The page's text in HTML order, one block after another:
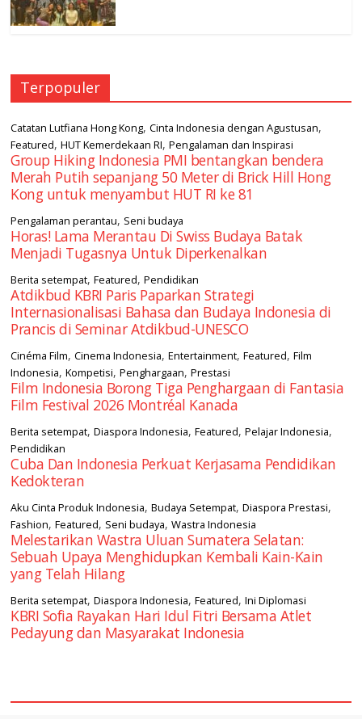
Terpopuler
Catatan Lutfiana Hong Kong,Cinta Indonesia dengan Agustusan,
Featured,HUT Kemerdekaan RI,Pengalaman dan Inspirasi
Group Hiking Indonesia PMI bentangkan bendera
Merah Putih sepanjang 50 Meter di Brick Hill Hong
Kong untuk menyambut HUT RI ke 81
Pengalaman perantau, Seni budaya
Horas! Lama Merantau Di Swiss Budaya Batak
Menjadi Tugasnya Untuk Diperkenalkan
Berita setempat,Featured,Pendidikan
Atdikbud KBRI Paris Paparkan Strategi
Internasionalisasi Bahasa dan Budaya Indonesia di
Prancis di Seminar Atdikbud-UNESCO
Cinéma Film,Cinema Indonesia,Entertainment,Featured,Film
Indonesia,Kompetisi,Penghargaan,Prestasi
Film Indonesia Borong Tiga Penghargaan di Fantasia
Film Festival 2026 Montréal Kanada
Berita setempat,Diaspora Indonesia,Featured,Pelajar Indonesia,
Pendidikan
Cuba Dan Indonesia Perkuat Kerjasama Pendidikan
Kedokteran
Aku Cinta Produk Indonesia,Budaya Setempat,Diaspora Prestasi,
Fashion,Featured, Seni budaya,Wastra Indonesia
Melestarikan Wastra Uluan Sumatera Selatan:
Sebuah Upaya Menghidupkan Kembali Kain-Kain
yang Telah Hilang
Berita setempat,Diaspora Indonesia,Featured,Ini Diplomasi
KBRI Sofia Rayakan Hari Idul Fitri Bersama Atlet
Pedayung dan Masyarakat Indonesia